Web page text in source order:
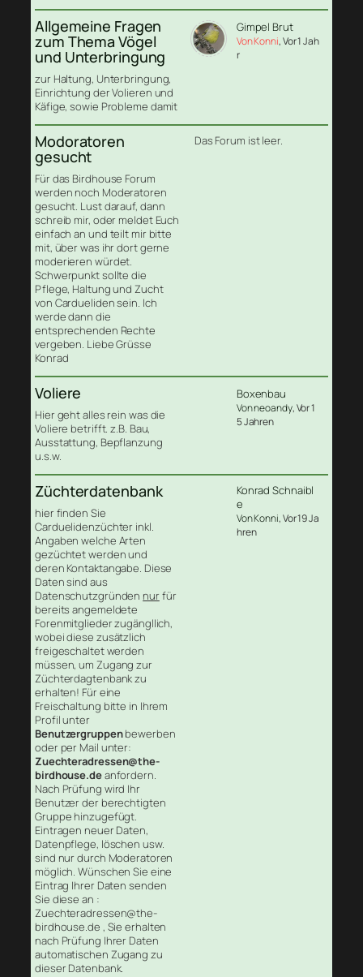
Allgemeine Fragen
zum Thema Vögel
und Unterbringung
zur Haltung, Unterbringung,
Einrichtung der Volieren und
Käfige, sowie Probleme damit
Gimpel Brut
Von Konni, Vor 1 Jah
r
Modoratoren
gesucht
Für das Birdhouse Forum
werden noch Moderatoren
gesucht. Lust darauf, dann
schreib mir, oder meldet Euch
einfach an und teilt mir bitte
mit, über was ihr dort gerne
moderieren würdet.
Schwerpunkt sollte die
Pflege, Haltung und Zucht
von Cardueliden sein. Ich
werde dann die
entsprechenden Rechte
vergeben. Liebe Grüsse
Konrad
Das Forum ist leer.
Voliere
Hier geht alles rein was die
Voliere betrifft. z.B. Bau,
Ausstattung, Bepflanzung
u.s.w.
Boxenbau
Von neoandy, Vor 1
5 Jahren
Züchterdatenbank
hier finden Sie
Carduelidenzüchter inkl.
Angaben welche Arten
gezüchtet werden und
deren Kontaktangabe. Diese
Daten sind aus
Datenschutzgründen nurfür
bereits angemeldete
Forenmitglieder zugängllich,
wobei diese zusätzlich
freigeschaltet werden
müssen, um Zugang zur
Züchterdagtenbank zu
erhalten! Für eine
Freischaltung bitte in Ihrem
Profil unter
Benutzergruppenbewerben
oder per Mail unter:
Zuechteradressen@the-
birdhouse.deanfordern.
Nach Prüfung wird Ihr
Benutzer der berechtigten
Gruppe hinzugefügt.
Eintragen neuer Daten,
Datenpflege, löschen usw.
sind nur durch Moderatoren
möglich. Wünschen Sie eine
Eintrag Ihrer Daten senden
Sie diese an :
Zuechteradressen@the-
birdhouse.de , Sie erhalten
nach Prüfung Ihrer Daten
automatischen Zugang zu
dieser Datenbank.
Konrad Schnaibl
e
Von Konni, Vor 19 Ja
hren